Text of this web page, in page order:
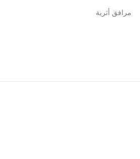
مرافق أثرية